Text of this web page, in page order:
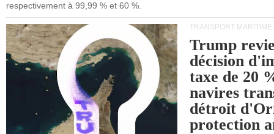
respectivement à 99,99 % et 60 %.
TRANSPORT MARITIME
Trump
décision
taxe de 20
navires
détroit
protection